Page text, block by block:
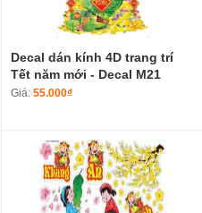
Decal dán kính 4D trang trí
Tết năm mới - Decal M21
Giá: 55.000₫